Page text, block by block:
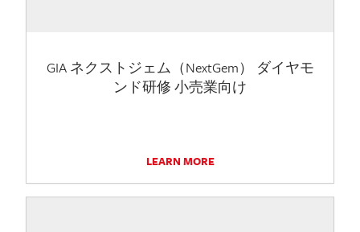
GIA ネクストジェム（NextGem） ダイヤモ
ンド研修 小売業向け
LEARN MORE